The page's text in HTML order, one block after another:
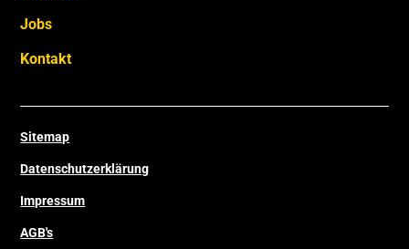
Jobs
Kontakt
Sitemap
Datenschutzerklärung
Impressum
AGB's